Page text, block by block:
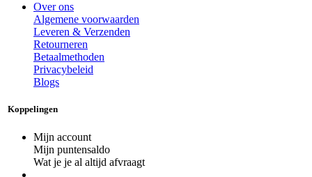
Over ons
Algemene voorwaarden
Leveren & Verzenden
Retourneren
Betaalmethoden
Privacybeleid
Blogs
Koppelingen
Mijn account
Mijn puntensaldo
Wat je je al altijd afvraagt